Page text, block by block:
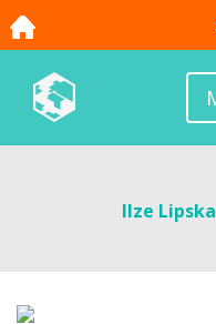
Ilze Lipska